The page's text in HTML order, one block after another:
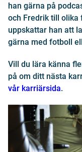
han gärna på
och Fredrik till olika
uppskattar han att
gärna med fotboll
Vill du lära känna
på om ditt nästa
vår karriärsida.